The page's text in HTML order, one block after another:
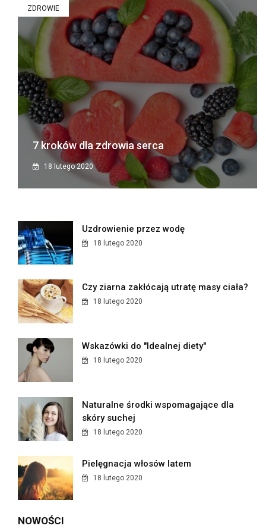
ZDROWIE
7 kroków dla zdrowia serca
18 lutego 2020
Uzdrowienie przez wodę
18 lutego 2020
Czy ziarna zakłócają utratę masy ciała?
18 lutego 2020
Wskazówki do "Idealnej diety"
18 lutego 2020
Naturalne środki wspomagające dla
skóry suchej
18 lutego 2020
Pielęgnacja włosów latem
18 lutego 2020
NOWOŚCI